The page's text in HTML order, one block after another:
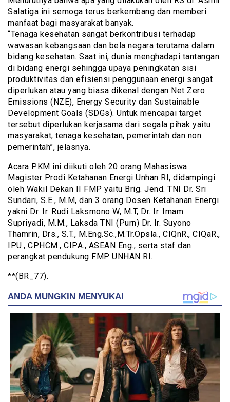
Salatiga ini semoga terus berkembang dan memberi
manfaat bagi masyarakat banyak.
“Tenaga kesehatan sangat berkontribusi terhadap
wawasan kebangsaan dan bela negara terutama dalam
bidang kesehatan. Saat ini, dunia menghadapi tantangan
di bidang energi sehingga upaya peningkatan sisi
produktivitas dan efisiensi penggunaan energi sangat
diperlukan atau yang biasa dikenal dengan Net Zero
Emissions (NZE), Energy Security dan Sustainable
Development Goals (SDGs). Untuk mencapai target
tersebut diperlukan kerjasama dari segala pihak yaitu
masyarakat, tenaga kesehatan, pemerintah dan non
pemerintah”, jelasnya.
Acara PKM ini diikuti oleh 20 orang Mahasiswa
Magister Prodi Ketahanan Energi Unhan RI, didampingi
oleh Wakil Dekan II FMP yaitu Brig. Jend. TNI Dr. Sri
Sundari, S.E., M.M, dan 3 orang Dosen Ketahanan Energi
yakni Dr. Ir. Rudi Laksmono W, M.T, Dr. Ir. Imam
Supriyadi, M.M., Laksda TNI (Purn) Dr. Ir. Suyono
Thamrin, Drs., S.T., M.Eng.Sc.,M.Tr.Opsla., CIQnR., CIQaR.,
IPU., CPHCM., CIPA., ASEAN Eng., serta staf dan
perangkat pendukung FMP UNHAN RI.
**(BR_77).